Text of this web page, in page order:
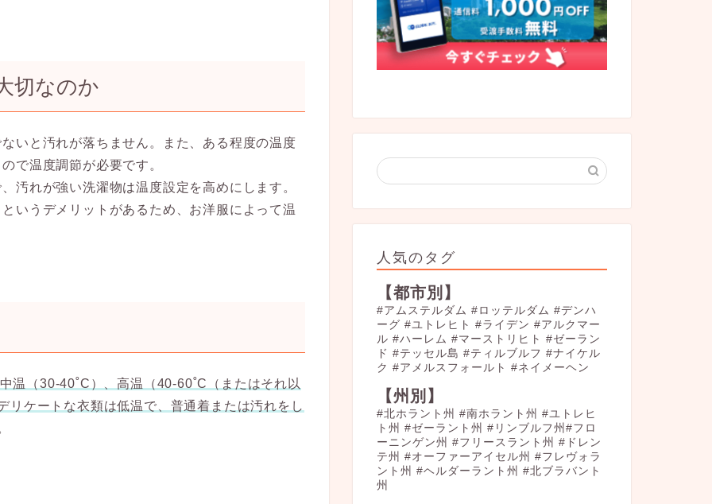
切なのか
いと汚れが落ちません。また、ある程度の温度
で温度調節が必要です。
汚れが強い洗濯物は温度設定を高めにします。
いうデメリットがあるため、お洋服によって温
温（30-40˚C）、高温（40-60˚C（またはそれ以
リケートな衣類は低温で、普通着または汚れをし
人気のタグ
【都市別】
#アムステルダム #ロッテルダム #デンハ
ーグ #ユトレヒト #ライデン #アルクマー
ル #ハーレム #マーストリヒト #ゼーラン
ド #テッセル島 #ティルブルフ #ナイケル
ク #アメルスフォールト #ネイメーヘン
【州別】
#北ホラント州 #南ホラント州 #ユトレヒ
ト州 #ゼーラント州 #リンブルフ州#フロ
ーニンゲン州 #フリースラント州 #ドレン
テ州 #オーファーアイセル州 #フレヴォラ
ント州 #ヘルダーラント州 #北ブラバント
州